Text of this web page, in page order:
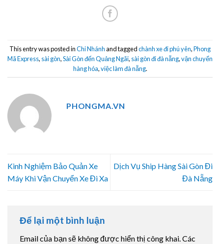
This entry was posted inChi Nhánhand taggedchành xe đi phú yên,Phong
Mã Express, sài gòn,Sài Gòn đến Quảng Ngãi, sài gòn đi đà nẵng,vận chuyển
hàng hóa,việc làm đà nẵng.
PHONGMA.VN
Kinh Nghiệm Bảo Quản Xe
Máy Khi Vận Chuyển Xe Đi Xa
Dịch Vụ Ship Hàng Sài Gòn Đi
Đà Nẵng
Để lại một bình luận
Email của bạn sẽ không được hiển thị công khai.Các